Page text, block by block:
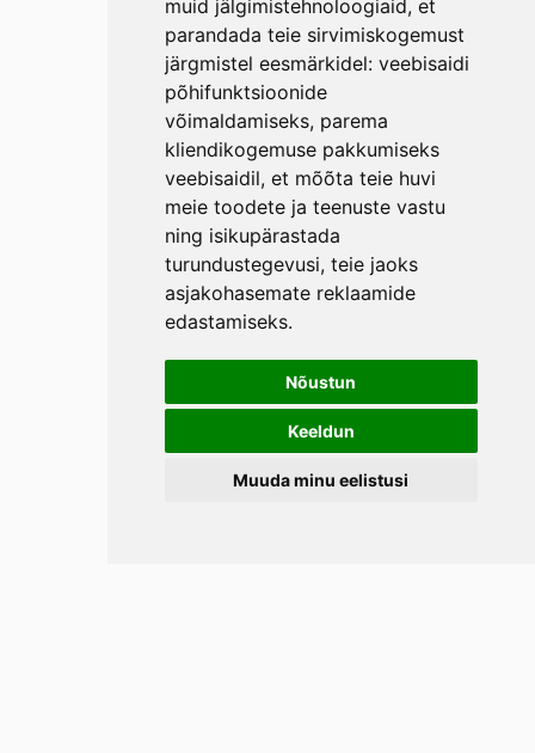
muid jälgimistehnoloogiaid, et
parandada teie sirvimiskogemust
järgmistel eesmärkidel: veebisaidi
põhifunktsioonide
võimaldamiseks, parema
kliendikogemuse pakkumiseks
veebisaidil, et mõõta teie huvi
meie toodete ja teenuste vastu
ning isikupärastada
turundustegevusi, teie jaoks
asjakohasemate reklaamide
edastamiseks.
Nõustun
Keeldun
Muuda minu eelistusi